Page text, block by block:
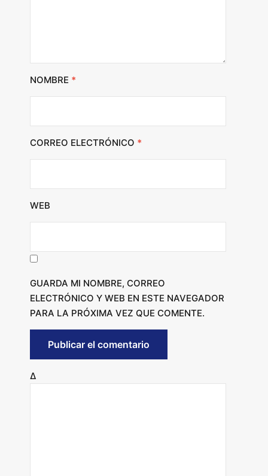
NOMBRE *
CORREO ELECTRÓNICO *
WEB
GUARDA MI NOMBRE, CORREO
ELECTRÓNICO Y WEB EN ESTE NAVEGADOR
PARA LA PRÓXIMA VEZ QUE COMENTE.
Δ